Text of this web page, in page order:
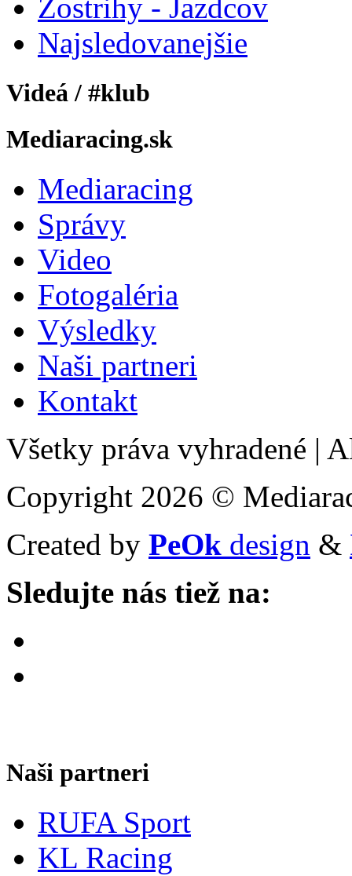
Zostrihy - Jazdcov
Najsledovanejšie
Videá / #klub
Mediaracing.sk
Mediaracing
Správy
Video
Fotogaléria
Výsledky
Naši partneri
Kontakt
Všetky práva vyhradené |
Copyright 2026 ©
Created by PeOk design &
Sledujte nás tiež na:
Naši partneri
RUFA Sport
KL Racing